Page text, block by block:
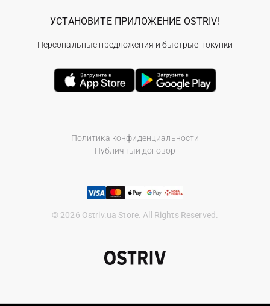
Политика конфиденциальности
Публичный договор
© 2026 Ostriv.ua Store. All Rights Reserved.
УСТАНОВИТЕ ПРИЛОЖЕНИЕ OSTRIV!
Персональные предложения и быстрые покупки